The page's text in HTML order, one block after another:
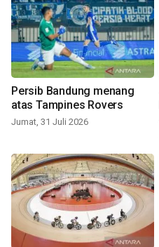
Persib Bandung menang
atas Tampines Rovers
Jumat, 31 Juli 2026